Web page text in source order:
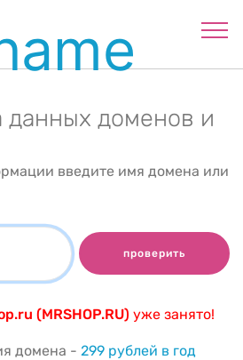
данных доменов и
введите имя домена или
проверить
(MRSHOP.RU) уже занято!
домена - 299 рублей в год